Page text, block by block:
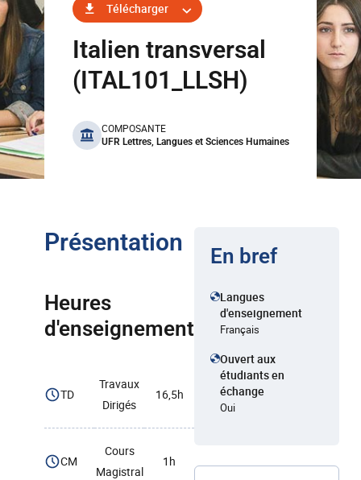
Télécharger
Italien transversal
(ITAL101_LLSH)
benefits
COMPOSANTE
UFR Lettres, Langues et Sciences Humaines
Présentation
Heures
d'enseignement
TD
Travaux
Dirigés
16,5h
CM
Cours
Magistral
1h
En bref
Langues
d'enseignement
Français
Ouvert aux
étudiants en
échange
Oui